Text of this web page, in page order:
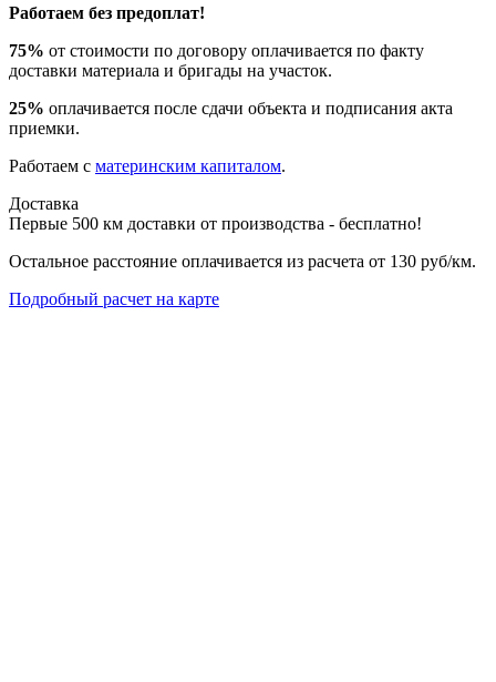
Работаем без предоплат!
75% от стоимости по договору оплачивается по факту
доставки материала и бригады на участок.
25% оплачивается после сдачи объекта и подписания акта
приемки.
Работаем с материнским капиталом.
Доставка
Первые 500 км доставки от производства - бесплатно!
Остальное расстояние оплачивается из расчета от 130 руб/км.
Подробный расчет на карте